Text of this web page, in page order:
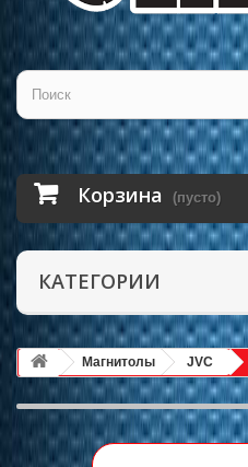
Корзина (пусто)
КАТЕГОРИИ
Магнитолы JVC